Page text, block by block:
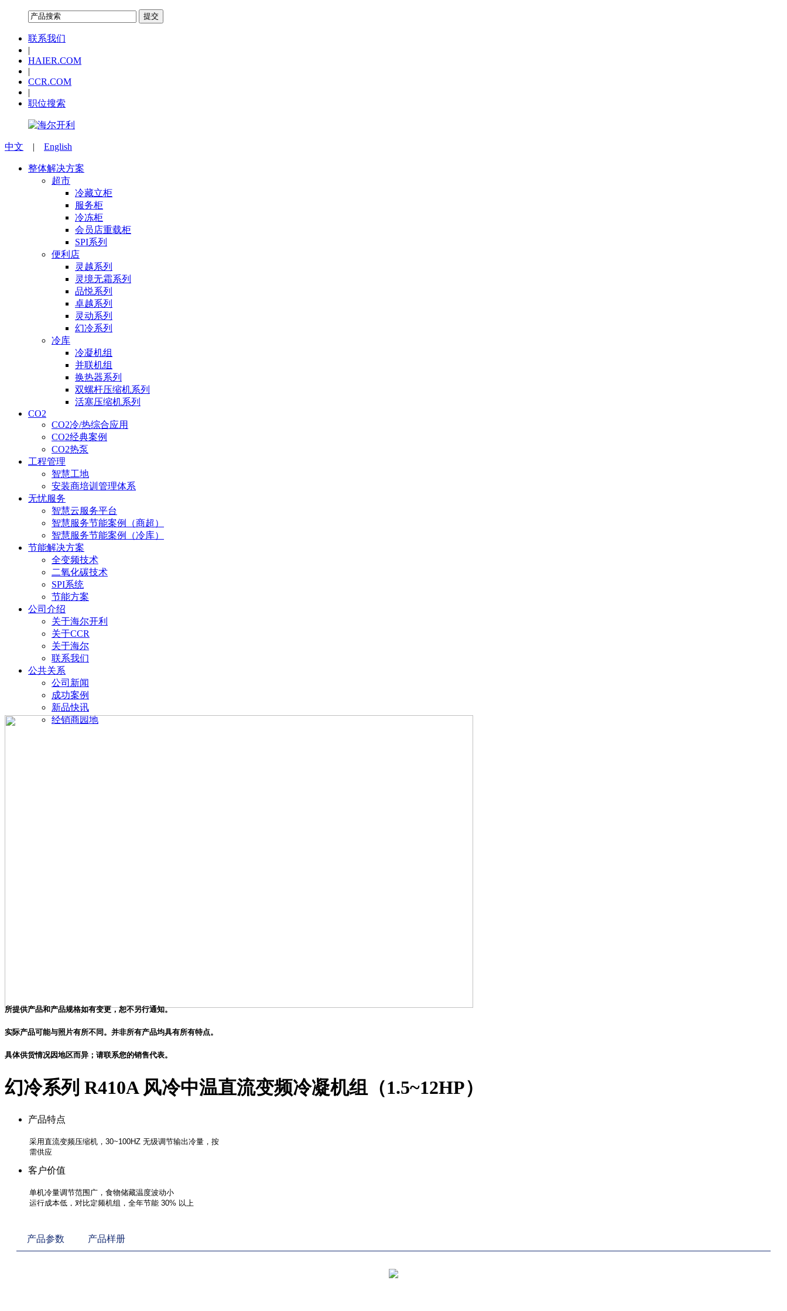
联系我们
|
HAIER.COM
|
CCR.COM
|
职位搜索
中文 | English
整体解决方案
超市
冷藏立柜
服务柜
冷冻柜
会员店重载柜
SPI系列
便利店
灵越系列
灵境无霜系列
品悦系列
卓越系列
灵动系列
幻冷系列
冷库
冷凝机组
并联机组
换热器系列
双螺杆压缩机系列
活塞压缩机系列
CO2
CO2冷/热综合应用
CO2经典案例
CO2热泵
工程管理
智慧工地
安装商培训管理体系
无忧服务
智慧云服务平台
智慧服务节能案例（商超）
智慧服务节能案例（冷库）
节能解决方案
全变频技术
二氧化碳技术
SPI系统
节能方案
公司介绍
关于海尔开利
关于CCR
关于海尔
联系我们
公共关系
公司新闻
成功案例
新品快讯
经销商园地
所提供产品和产品规格如有变更，恕不另行通知。
实际产品可能与照片有所不同。并非所有产品均具有所有特点。
具体供货情况因地区而异；请联系您的销售代表。
幻冷系列 R410A 风冷中温直流变频冷凝机组（1.5~12HP）
产品特点
客户价值
产品参数 产品样册